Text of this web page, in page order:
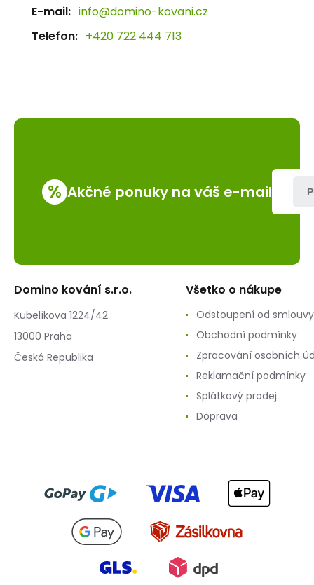
E-mail: info@domino-kovani.cz
Telefon: +420 722 444 713
% Akčné ponuky na váš e-mail
Domino kování s.r.o.
Kubelíkova 1224/42
13000 Praha
Česká Republika
Všetko o nákupe
Odstoupení od smlouvy
Obchodní podmínky
Zpracování osobních
Reklamační podmínky
Splátkový prodej
Doprava